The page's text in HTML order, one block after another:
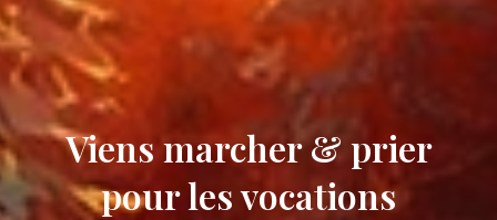
Viens marcher & prier
pour les vocations